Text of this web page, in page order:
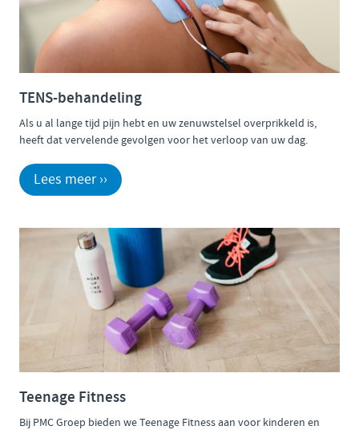
TENS-behandeling
Als u al lange tijd pijn hebt en uw zenuwstelsel overprikkeld is,
heeft dat vervelende gevolgen voor het verloop van uw dag.
Lees meer ››
Teenage Fitness
Bij PMC Groep bieden we Teenage Fitness aan voor kinderen en